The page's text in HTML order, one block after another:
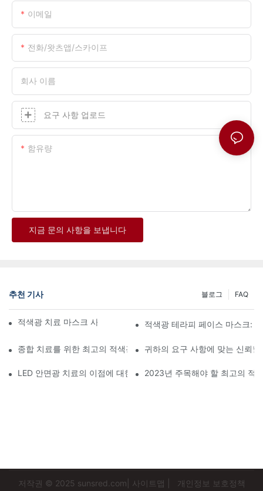
이메일
전화/왓츠앱/스카이프
회사 이름
요구 사항 업로드
함유량
지금 문의 사항을 보냅니다
추천 기사 FAQ
블로그
적색광 치료 마스크 사용의 이점을 알아보세요적색광 테라피 페이스 마스크:
종합 치료를 위한 최고의 적색광 및 적외선 치료 장비
귀하의 요구 사항에 맞는 신뢰
LED 안면광 치료의 이점에 대한 심층 분석2023년 주목해야 할 최고의 적
저작권 © 2025 sunsred.com 사이트맵 개인정보 보호정책